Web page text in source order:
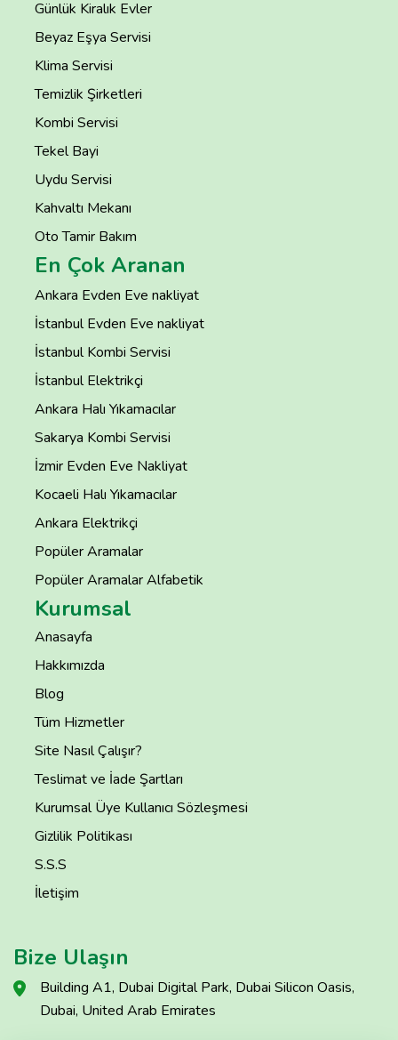
Günlük Kiralık Evler
Beyaz Eşya Servisi
Klima Servisi
Temizlik Şirketleri
Kombi Servisi
Tekel Bayi
Uydu Servisi
Kahvaltı Mekanı
Oto Tamir Bakım
En Çok Aranan
Ankara Evden Eve nakliyat
İstanbul Evden Eve nakliyat
İstanbul Kombi Servisi
İstanbul Elektrikçi
Ankara Halı Yıkamacılar
Sakarya Kombi Servisi
İzmir Evden Eve Nakliyat
Kocaeli Halı Yıkamacılar
Ankara Elektrikçi
Popüler Aramalar
Popüler Aramalar Alfabetik
Kurumsal
Anasayfa
Hakkımızda
Blog
Tüm Hizmetler
Site Nasıl Çalışır?
Teslimat ve İade Şartları
Kurumsal Üye Kullanıcı Sözleşmesi
Gizlilik Politikası
S.S.S
İletişim
Bize Ulaşın
Building A1, Dubai Digital Park, Dubai Silicon Oasis,
Dubai, United Arab Emirates